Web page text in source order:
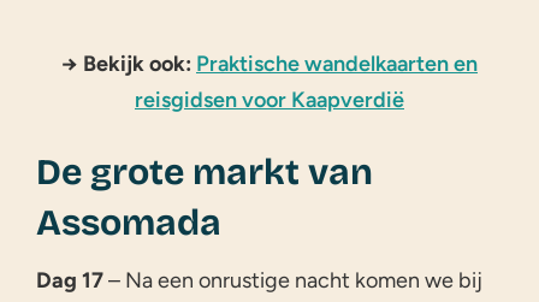
→ Bekijk ook: Praktische wandelkaarten en
reisgidsen voor Kaapverdië
De grote markt van
Assomada
Dag 17– Na een onrustige nacht komen we bij